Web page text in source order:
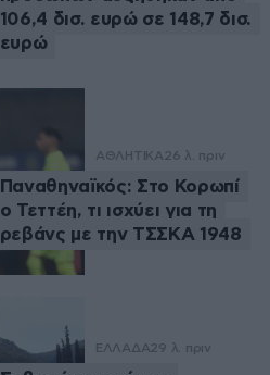
106,4 δισ. ευρώ σε 148,7 δισ.
ευρώ
ΑΘΛΗΤΙΚΑ26 λ. πριν
Παναθηναϊκός: Στο Κορωπί
ο Τεττέη, τι ισχύει για τη
ρεβάνς με την ΤΣΣΚΑ 1948
ΕΛΛΑΔΑ29 λ. πριν